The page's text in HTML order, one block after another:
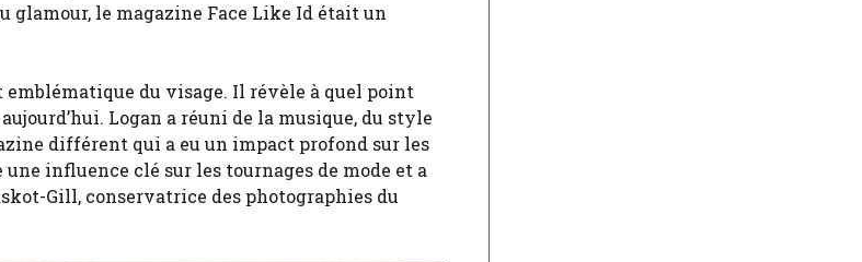
glamour, le magazine Face Like Id était un
du visage. Il révèle à quel point
Logan a réuni de la musique, du style
différent qui a eu un impact profond sur les
influence clé sur les tournages de mode et a
Gill, conservatrice des photographies du